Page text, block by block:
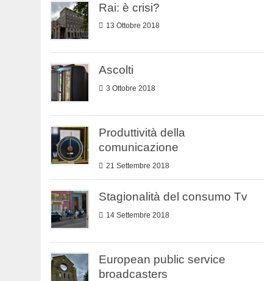
Rai: è crisi?
13 Ottobre 2018
Ascolti
3 Ottobre 2018
Produttività della
comunicazione
21 Settembre 2018
Stagionalità del consumo Tv
14 Settembre 2018
European public service
broadcasters